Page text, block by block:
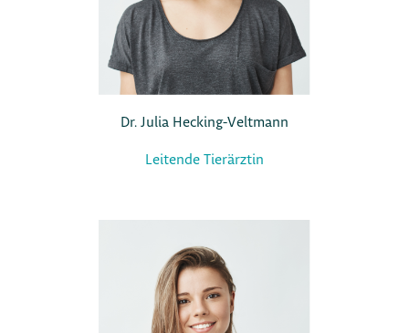
Dr. Julia Hecking-Veltmann
Leitende Tierärztin